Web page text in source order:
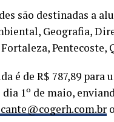
são destinadas a
Geografia,
Pentecoste,
é de R$ 787,89 para
dia 1º de maio,